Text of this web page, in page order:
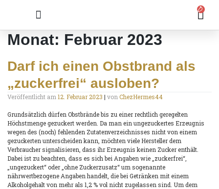
0
Monat: Februar 2023
Darf ich einen Obstbrand als
„zuckerfrei“ ausloben?
Veröffentlicht am 12. Februar 2023 | von ChezHermes44
Grundsätzlich dürfen Obstbrände bis zu einer rechtlich geregelten
Höchstmenge gezuckert werden. Da man ein ungezuckertes Erzeugnis
wegen des (noch) fehlenden Zutatenverzeichnisses nicht von einem
gezuckerten unterscheiden kann, möchten viele Hersteller dem
Verbraucher signalisieren, dass ihr Erzeugnis keinen Zucker enthält.
Dabei ist zu beachten, dass es sich bei Angaben wie „zuckerfrei“,
„ungezuckert“ oder „ohne Zuckerzusatz“ um sogenannte
nährwertbezogene Angaben handelt, die bei Getränken mit einem
Alkoholgehalt von mehr als 1,2 % vol nicht zugelassen sind. Um dem